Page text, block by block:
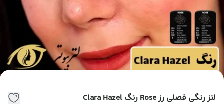
لنز رنگی فصلی رز Rose رنگ Clara Hazel